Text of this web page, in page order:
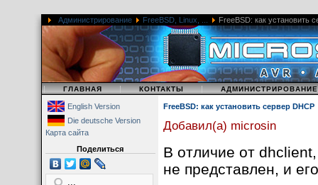
Администрирование FreeBSD, Linux, ... FreeBSD: как установить
| ГЛАВНАЯ | КОНТАКТЫ | АДМИНИСТРИРОВАНИЕ
English Version
Die deutsche Version
Карта сайта
Поделиться
FreeBSD: как установить сервер DHCP
Добавил(а) microsin
В отличие от
не представлен, и